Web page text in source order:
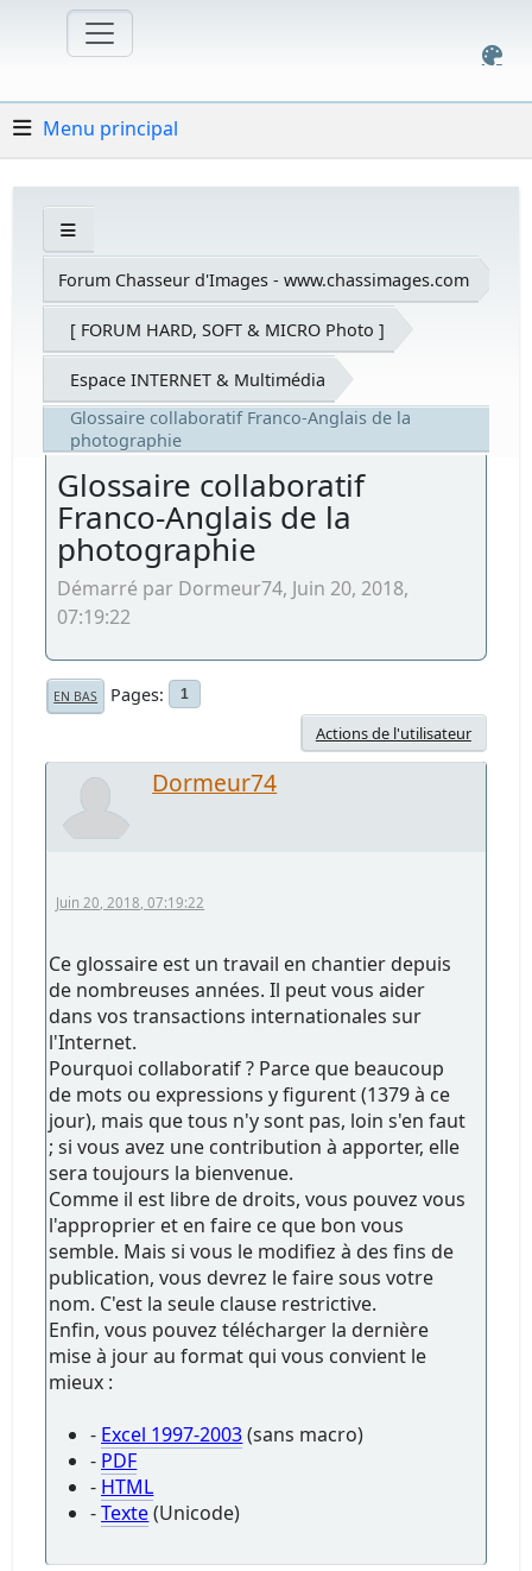
Menu principal
Forum Chasseur d'Images - www.chassimages.com
[ FORUM HARD, SOFT & MICRO Photo ]
Espace INTERNET & Multimédia
Glossaire collaboratif Franco-Anglais de la
photographie
Glossaire collaboratif
Franco-Anglais de la
photographie
Démarré par Dormeur74, Juin 20, 2018,
07:19:22
EN BAS Pages 1
Actions de l'utilisateur
Dormeur74
Juin 20, 2018, 07:19:22
Ce glossaire est un travail en chantier depuis
de nombreuses années. Il peut vous aider
dans vos transactions internationales sur
l'Internet.
Pourquoi collaboratif ? Parce que beaucoup
de mots ou expressions y figurent (1379 à ce
jour), mais que tous n'y sont pas, loin s'en faut
; si vous avez une contribution à apporter, elle
sera toujours la bienvenue.
Comme il est libre de droits, vous pouvez vous
l'approprier et en faire ce que bon vous
semble. Mais si vous le modifiez à des fins de
publication, vous devrez le faire sous votre
nom. C'est la seule clause restrictive.
Enfin, vous pouvez télécharger la dernière
mise à jour au format qui vous convient le
mieux :
- Excel 1997-2003(sans macro)
- PDF
- HTML
-Texte(Unicode)